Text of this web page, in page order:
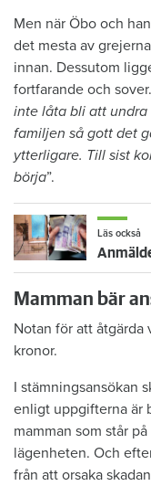
Men när Öbo och
det mesta av
innan. Dessutom
fortfarande och
inte låta bli att
familjen så gott det
ytterligare. Till sist
börja”.
Läs också
Mamman bär
Notan för att åtgärda
kronor.
I stämningsansökan
enligt uppgifterna är
mamman som står
lägenheten. Och
från att orsaka